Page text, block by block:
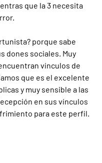
que la 3 necesita
porque sabe
dones sociales. Muy
vínculos de
que es el excelente
y muy sensible a las
en sus vínculos
para este perfil.